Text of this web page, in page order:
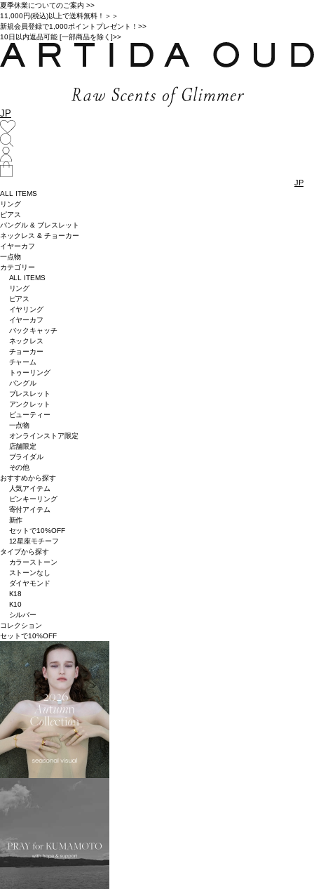
夏季休業についてのご案内 >>
11,000円(税込)以上で送料無料！＞＞
新規会員登録で1,000ポイントプレゼント！>>
10日以内返品可能 [一部商品を除く]>>
JP
JP
ALL ITEMS
リング
ピアス
バングル & ブレスレット
ネックレス & チョーカー
イヤーカフ
一点物
カテゴリー
ALL ITEMS
リング
ピアス
イヤリング
イヤーカフ
バックキャッチ
ネックレス
チョーカー
チャーム
トゥーリング
バングル
ブレスレット
アンクレット
ビューティー
一点物
オンラインストア限定
店舗限定
ブライダル
その他
おすすめから探す
人気アイテム
ピンキーリング
寄付アイテム
新作
セットで10%OFF
12星座モチーフ
タイプから探す
カラーストーン
ストーンなし
ダイヤモンド
K18
K10
シルバー
コレクション
セットで10%OFF